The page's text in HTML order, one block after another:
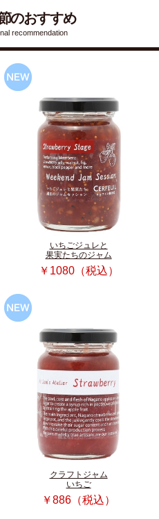
のおすすめ
recommendation
いちごジュレと
果実たちのジャム
￥1080（税込）
クラフトジャム
いちご
￥886（税込）